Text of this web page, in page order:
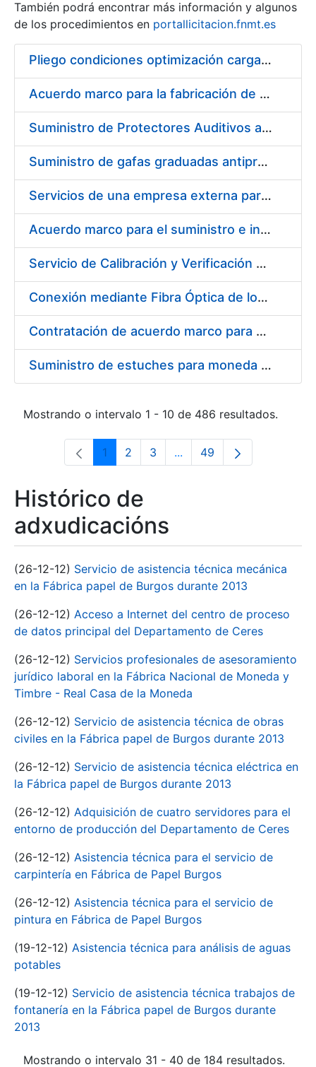
Mostrar/Ocultar
También podrá encontrar más información y algunos
de los procedimientos en portallicitacion.fnmt.es
Pliego condiciones optimización cargas compras firmado
Acuerdo marco para la fabricación de piezas
Suministro de Protectores Auditivos a medida para las personas trabajadoras de los Centros de Trabajo de Madrid y Burgos
Suministro de gafas graduadas antiproyecciones para los trabajadores de la FNMT-RCM en los centros de trabajo de Madrid y Burgos
Servicios de una empresa externa para el asesoramiento y resolución de los recursos de alzada que se presentan relacionados con procesos de selección para la FNMT-RCM
Acuerdo marco para el suministro e instalación de persianas, estores y otros complementos
Servicio de Calibración y Verificación Externa de los Equipos de Medición del Servicio de Prevención de la FNMT-RCM
Conexión mediante Fibra Óptica de los Centros de Proceso de Datos (CPDs) de las sedes de la FNMT-RCM de Burgos y Madrid
Contratación de acuerdo marco para el Suministro de Material de Electricidad para la Fábrica Nacional de Moneda y Timbre-Real Casa de la Moneda en su centro de trabajo de Burgos
Suministro de estuches para moneda de 30 €
Mostrando o intervalo 1 - 10 de 486 resultados.
Páxina
1 Páxina
2 Páxina
3 ...Páxinas intermedias Use
Páxina
49
Histórico de
adxudicacións
(26-12-12) Servicio de asistencia técnica mecánica
en la Fábrica papel de Burgos durante 2013
(26-12-12) Acceso a Internet del centro de proceso
de datos principal del Departamento de Ceres
(26-12-12) Servicios profesionales de asesoramiento
jurídico laboral en la Fábrica Nacional de Moneda y
Timbre - Real Casa de la Moneda
(26-12-12) Servicio de asistencia técnica de obras
civiles en la Fábrica papel de Burgos durante 2013
(26-12-12) Servicio de asistencia técnica eléctrica en
la Fábrica papel de Burgos durante 2013
(26-12-12) Adquisición de cuatro servidores para el
entorno de producción del Departamento de Ceres
(26-12-12) Asistencia técnica para el servicio de
carpintería en Fábrica de Papel Burgos
(26-12-12) Asistencia técnica para el servicio de
pintura en Fábrica de Papel Burgos
(19-12-12) Asistencia técnica para análisis de aguas
potables
(19-12-12) Servicio de asistencia técnica trabajos de
fontanería en la Fábrica papel de Burgos durante
2013
Mostrando o intervalo 31 - 40 de 184 resultados.